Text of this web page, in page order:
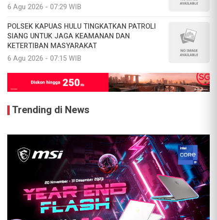
6 Agu 2026 - 07:29 WIB
POLSEK KAPUAS HULU TINGKATKAN PATROLI
SIANG UNTUK JAGA KEAMANAN DAN
KETERTIBAN MASYARAKAT
6 Agu 2026 - 07:15 WIB
Trending di News